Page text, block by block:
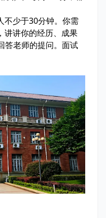
少于30分钟。你需
讲讲你的经历、成果
答老师的提问。面试